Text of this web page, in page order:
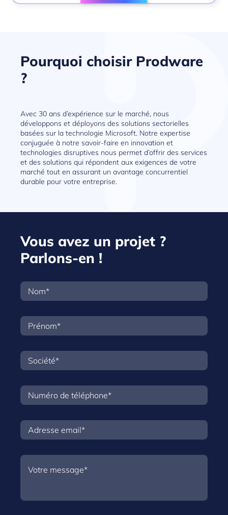
Pourquoi choisir Prodware
?
Avec 30 ans d’expérience sur le marché, nous
développons et déployons des solutions sectorielles
basées sur la technologie Microsoft. Notre expertise
conjuguée à notre savoir-faire en innovation et
technologies disruptives nous permet d’offrir des services
et des solutions qui répondent aux exigences de votre
marché tout en assurant un avantage concurrentiel
durable pour votre entreprise.
Vous avez un projet ?
Parlons-en !